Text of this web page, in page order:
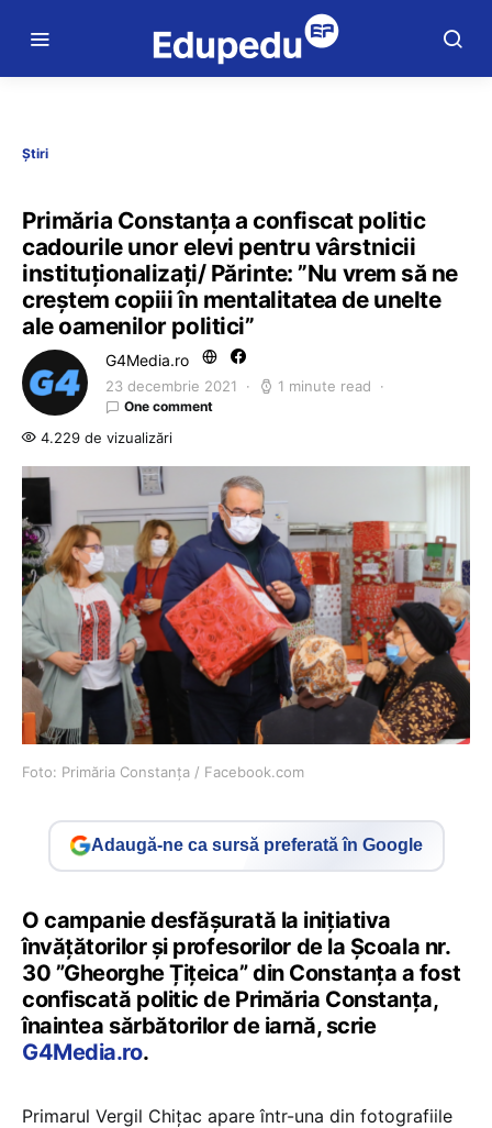
Știri
Primăria Constanța a confiscat politic
cadourile unor elevi pentru vârstnicii
instituționalizați/ Părinte: ”Nu vrem să ne
creștem copiii în mentalitatea de unelte
ale oamenilor politici”
G4Media.ro
23 decembrie 2021 1 minute read
One comment
4.229 de vizualizări
Foto: Primăria Constanța / Facebook.com
Adaugă-ne ca sursă preferată în Google
O campanie desfășurată la inițiativa
învățătorilor și profesorilor de la Școala nr.
30 ”Gheorghe Țițeica” din Constanța a fost
confiscată politic de Primăria Constanța,
înaintea sărbătorilor de iarnă, scrie
G4Media.ro.
Primarul Vergil Chițac apare într-una din fotografiile